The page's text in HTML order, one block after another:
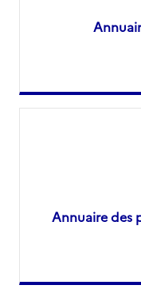
Annuaire des